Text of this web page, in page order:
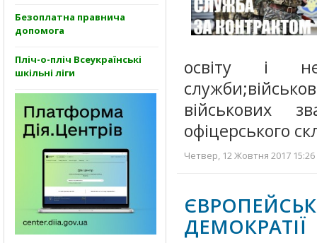
Безоплатна правнича
допомога
Пліч-о-пліч Всеукраїнські
шкільні ліги
освіту і не
військових
офіцерського
Четвер, 12 Жовтня 2017
ДЕМОКРАТІЇ